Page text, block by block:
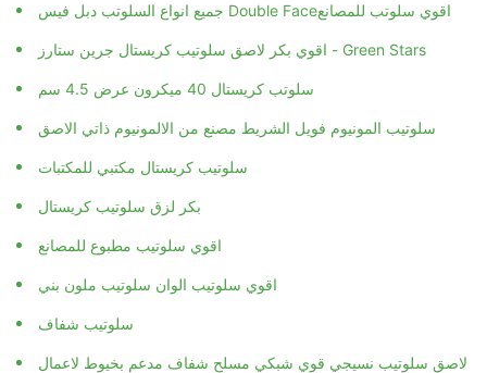
جميع انواع السلوتب دبل فيس Double Face‏ اقوي سلوتب للمصانع
اقوي بكر لاصق سلوتيب كريستال جرين ستارز - Green Stars
سلوتب كريستال 40 ميكرون عرض 4.5 سم
سلوتيب المونيوم فويل الشريط مصنع من الالمونيوم ذاتي الاصق
سلوتيب كريستال مكتبي للمكتبات
بكر لزق سلوتيب كريستال
اقوي سلوتيب مطبوع للمصانع
اقوي سلوتيب الوان سلوتيب ملون بني
سلوتيب شفاف
لاصق سلوتيب نسيجي قوي شبكي مسلح شفاف مدعم بخيوط لاعمال